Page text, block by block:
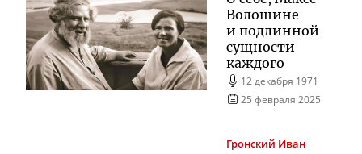
Волошине
и подлинной
сущности
каждого
12 декабря 1971
25 февраля 2025
Гронский Иван